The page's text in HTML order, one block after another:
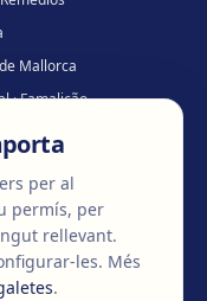
Mallorca
· Famalicão
*
y reparadora.
per al
permís, per
rellevant.
les. Més
.